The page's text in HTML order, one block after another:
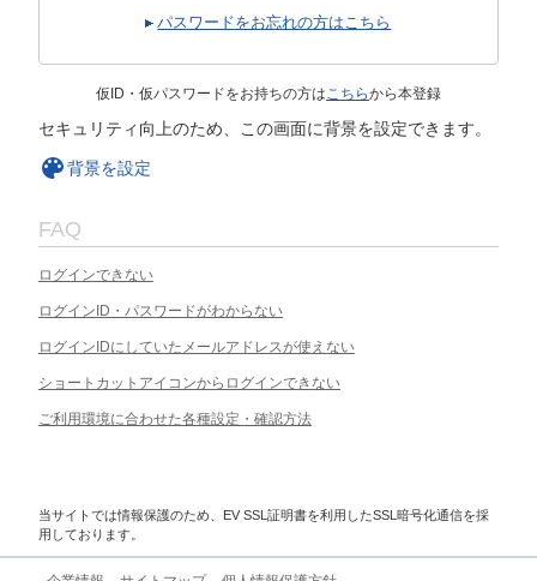
パスワードをお忘れの方はこちら
仮ID・仮パスワードをお持ちの方はこちらから本登録
セキュリティ向上のため、この画面に背景を設定できます。
背景を設定
FAQ
ログインできない
ログインID・パスワードがわからない
ログインIDにしていたメールアドレスが使えない
ショートカットアイコンからログインできない
ご利用環境に合わせた各種設定・確認方法
当サイトでは情報保護のため、EV SSL証明書を利用したSSL暗号化通信を採
用しております。